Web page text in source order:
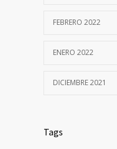
FEBRERO 2022
ENERO 2022
DICIEMBRE 2021
Tags